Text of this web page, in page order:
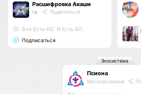
Расшифровка Акаши
ra Поделиться
Всё Есть КО. Я Есть КО.
Подписаться
Псиона
Метаорганизм
Экосистема